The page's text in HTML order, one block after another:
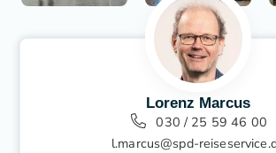
Lorenz Marcus
030 / 25 59 46 00
l.marcus@spd-